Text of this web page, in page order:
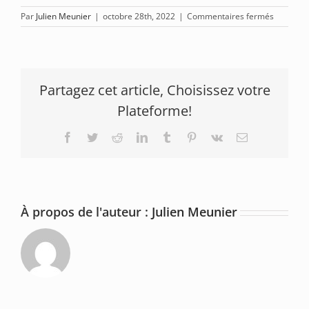
Par Julien Meunier | octobre 28th, 2022 | Commentaires fermés
New
Partagez cet article, Choisissez votre
Plateforme!
Facebook
TwitterRedditLinkedInTumblr Pinterest
Vk Email
À propos de l'auteur : Julien Meunier